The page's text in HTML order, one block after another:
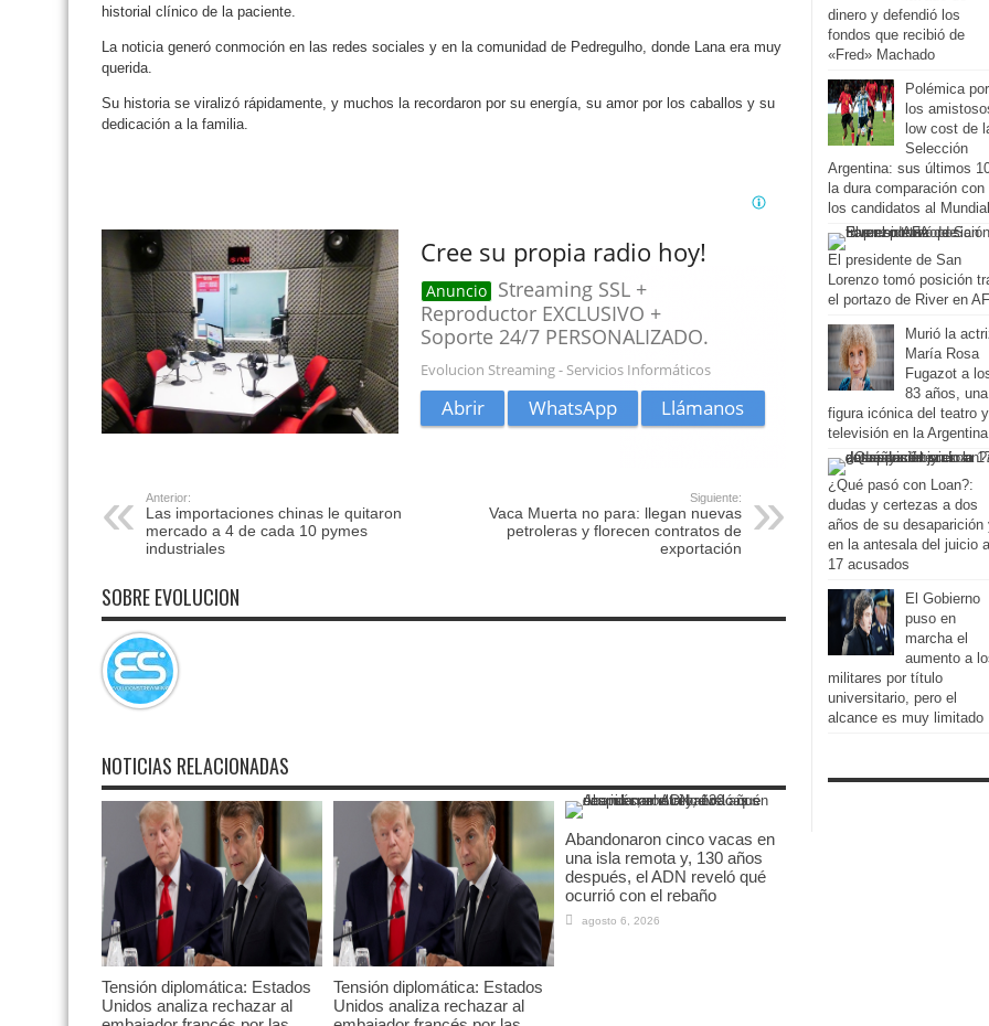
historial clínico de la paciente.
La noticia generó conmoción en las redes sociales y en la comunidad de Pedregulho, donde Lana era muy
querida.
Su historia se viralizó rápidamente, y muchos la recordaron por su energía, su amor por los caballos y su
dedicación a la familia.
Anterior:
Las importaciones chinas le quitaron
mercado a 4 de cada 10 pymes
industriales
Siguiente:
Vaca Muerta no para: llegan nuevas
petroleras y florecen contratos de
exportación
SOBRE EVOLUCION
NOTICIAS RELACIONADAS
Tensión diplomática: Estados
Unidos analiza rechazar al
Tensión diplomática: Estados
Unidos analiza rechazar al
Abandonaron cinco vacas en
una isla remota y, 130 años
después, el ADN reveló qué
ocurrió con el rebaño
agosto 6, 2026
dinero y defendió los
fondos que recibió de
«Fred» Machado
Polémica por
los
low cost de
Selección
Argentina: sus últimos
la dura comparación con
los candidatos al Mundial
El presidente de San
Lorenzo tomó posición
el portazo de River en
Murió la
María Rosa
Fugazot a
83 años, una
figura icónica del teatro
televisión en la Argentina
¿Qué pasó con Loan?:
dudas y certezas a dos
años de su desaparición
en la antesala del juicio a
17 acusados
El Gobierno
puso en
marcha el
aumento a
militares por título
universitario, pero el
alcance es muy limitado